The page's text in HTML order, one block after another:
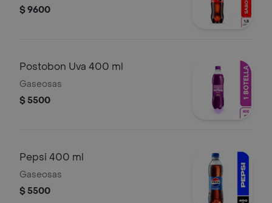
$ 9600
Postobon Uva 400 ml
Gaseosas
$ 5500
Pepsi 400 ml
Gaseosas
$ 5500